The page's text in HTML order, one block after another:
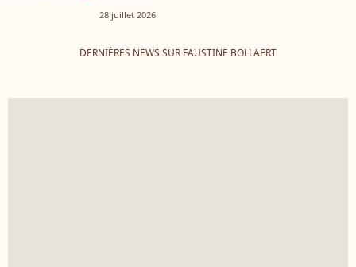
28 juillet 2026
DERNIÈRES NEWS SUR FAUSTINE BOLLAERT